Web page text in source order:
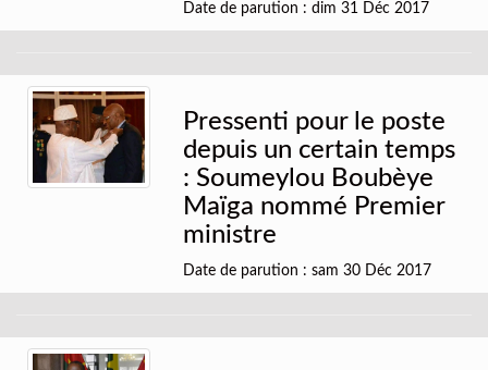
Date de parution : dim 31 Déc 2017
Pressenti pour le poste
depuis un certain temps
: Soumeylou Boubèye
Maïga nommé Premier
ministre
Date de parution : sam 30 Déc 2017